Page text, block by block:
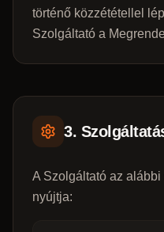
történő közzététellel
Szolgáltató a
3.
A Szolgáltató az
nyújtja: